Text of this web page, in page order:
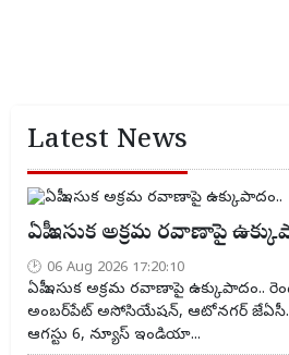
Latest News
ఏపీ ఇసుక అక్రమ రవాణాపై
06 Aug 2026 17:20:10
ఏపీ ఇసుక అక్రమ రవాణాపై ఉక్కుపాదం..
అంబర్‌పేట్ అసోసియేషన్, ఆటోనగర్ జేఏసీ..
ఆగస్టు 6, న్యూస్ ఇండియా...